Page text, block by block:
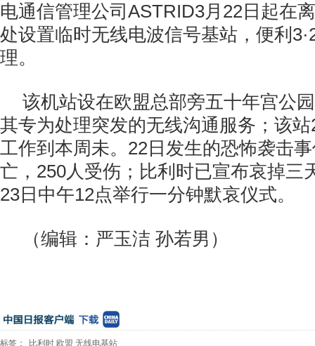
电通信管理公司ASTRID3月22日起在
处设置临时无线电波信号基站，便利
理。
该机站设在欧盟总部旁五十年宫公
其专为处理突发的无线沟通服务；该
工作到本周未。22日发生的恐怖袭击
亡，250人受伤；比利时已宣布哀掉三
23日中午12点举行一分钟默哀仪式。
（编辑：严玉洁 孙若男）
标签： 比利时 欧盟 无线电基站